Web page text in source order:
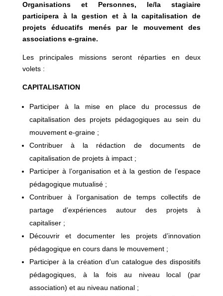
Organisations et Personnes, le/la stagiaire
participera à la gestion et à la capitalisation de
projets éducatifs menés par le mouvement des
associations e-graine.
Les principales missions seront réparties en deux
volets :
CAPITALISATION
Participer à la mise en place du processus de
capitalisation des projets pédagogiques au sein du
mouvement e-graine ;
Contribuer à la rédaction de documents de
capitalisation de projets à impact ;
Participer à l’organisation et à la gestion de l’espace
pédagogique mutualisé ;
Contribuer à l’organisation de temps collectifs de
partage d’expériences autour des projets à
capitaliser ;
Découvrir et documenter les projets d’innovation
pédagogique en cours dans le mouvement ;
Participer à la création d’un catalogue des dispositifs
pédagogiques, à la fois au niveau local (par
association) et au niveau national ;